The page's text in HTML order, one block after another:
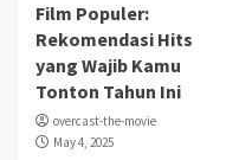
Film Populer:
Rekomendasi Hits
yang Wajib Kamu
Tonton Tahun Ini
overcast-the-movie
May 4, 2025